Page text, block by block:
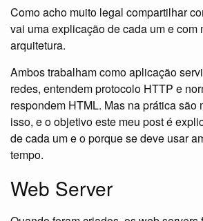
Como acho muito legal compartilhar
vai uma explicação de cada um e com
arquitetura.
Ambos trabalham como aplicação
redes, entendem protocolo HTTP e
respondem HTML. Mas na prática são
isso, e o objetivo este meu post é
de cada um e o porque se deve usar
tempo.
Web Server